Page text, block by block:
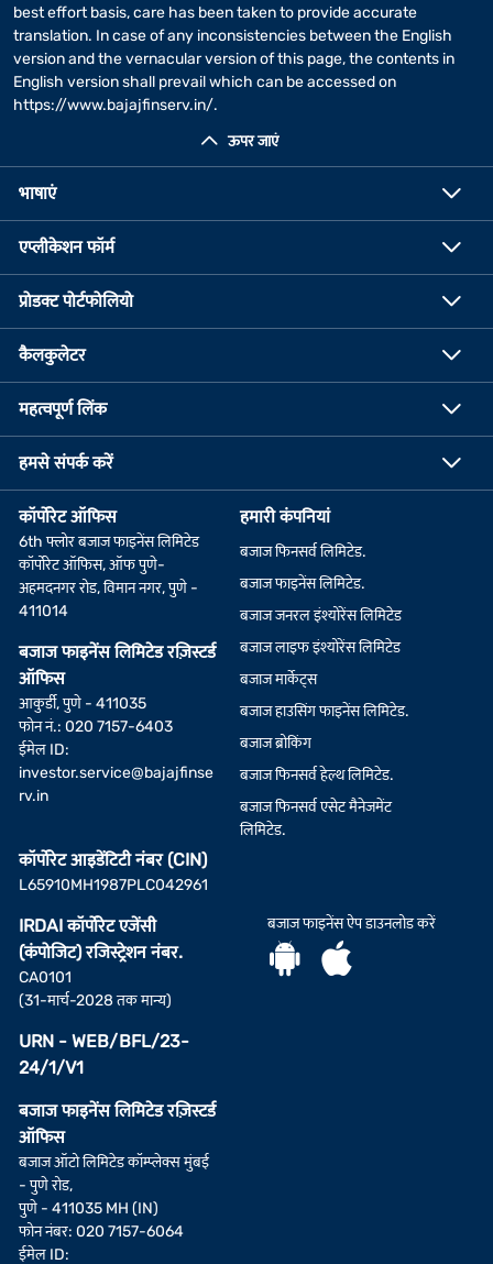
ऊपर जाएं
best effort basis, care has been taken to provide accurate
translation. In case of any inconsistencies between the English
version and the vernacular version of this page, the contents in
English version shall prevail which can be accessed on
https://www.bajajfinserv.in/.
भाषाएं
एप्लीकेशन फॉर्म
प्रोडक्ट पोर्टफोलियो
कैलकुलेटर
महत्वपूर्ण लिंक
हमसे संपर्क करें
कॉर्पोरेट ऑफिस
6th फ्लोर बजाज फाइनेंस लिमिटेड
कॉर्पोरेट ऑफिस, ऑफ पुणे-
अहमदनगर रोड, विमान नगर, पुणे -
411014
बजाज फाइनेंस लिमिटेड रज़िस्टर्ड
ऑफिस
आकुर्डी, पुणे - 411035
फोन नं.: 020 7157-6403
ईमेल ID:
investor.service@bajajfinse
rv.in
कॉर्पोरेट आइडेंटिटी नंबर (CIN)
L65910MH1987PLC042961
IRDAI कॉर्पोरेट एजेंसी
(कंपोजिट) रजिस्ट्रेशन नंबर.
CA0101
(31-मार्च-2028 तक मान्य)
URN - WEB/BFL/23-
24/1/V1
बजाज फाइनेंस लिमिटेड रज़िस्टर्ड
ऑफिस
बजाज ऑटो लिमिटेड कॉम्प्लेक्स मुंबई
- पुणे रोड,
पुणे - 411035 MH (IN)
फोन नंबर: 020 7157-6064
ईमेल ID:
हमारी कंपनियां
बजाज फिनसर्व लिमिटेड.
बजाज फाइनेंस लिमिटेड.
बजाज जनरल इंश्योरेंस लिमिटेड
बजाज लाइफ इंश्योरेंस लिमिटेड
बजाज मार्केट्स
बजाज हाउसिंग फाइनेंस लिमिटेड.
बजाज ब्रोकिंग
बजाज फिनसर्व हेल्थ लिमिटेड.
बजाज फिनसर्व एसेट मैनेजमेंट
लिमिटेड.
बजाज फाइनेंस ऐप डाउनलोड करें